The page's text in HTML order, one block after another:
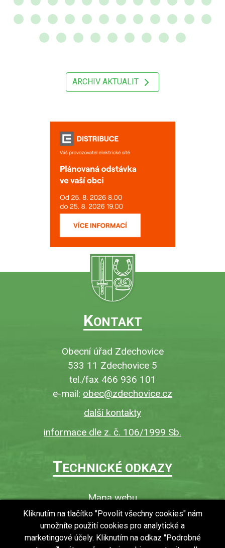
ARCHIV AKTUALIT
KONTAKT
Obecní úřad Zdechovice
533 11 Zdechovice 5
tel./fax 466 936 101
e-mail: obec@zdechovice.cz
další kontakty
informace dle z. č. 106/1999 Sb.
TECHNICKÉ ODKAZY
Mapa webu
O webu
Povinně zveřejňované informace
Ochrana osobních údajů (GDPR)
Kliknutím na tlačítko "Povolit všechny cookies" nám
umožníte použití cookies pro analytické a
marketingové účely. Kliknutím na odkaz "Podrobné